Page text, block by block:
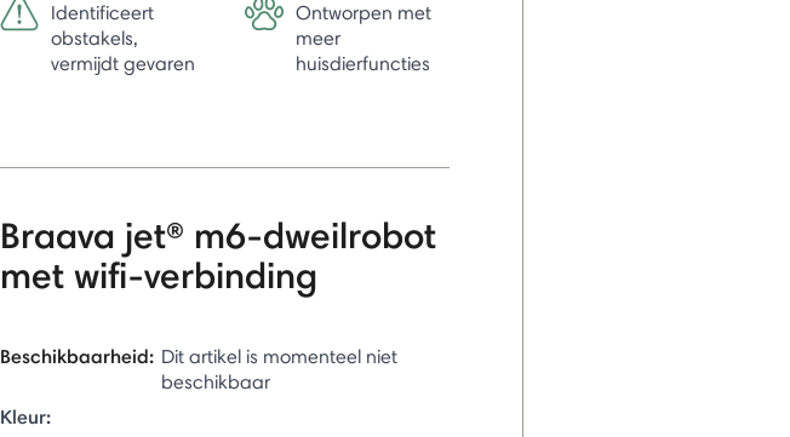
Identificeert
obstakels,
vermijdt gevaren
Ontworpen met
meer
huisdierfuncties
Braava jet® m6-dweilrobot
met wifi-verbinding
Beschikbaarheid: Dit artikel is momenteel niet
beschikbaar
Kleur: